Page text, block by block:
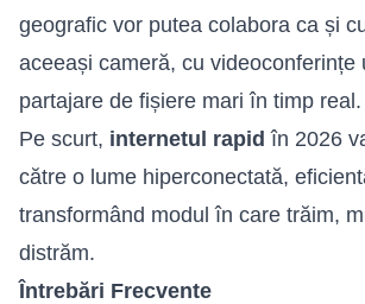
geografic vor putea colabora ca și
aceeași cameră, cu videoconferințe
partajare de fișiere mari în timp real.
Pe scurt, internetul rapid în 2026
către o lume hiperconectată,
transformând modul în care trăim,
distrăm.
Întrebări Frecvente